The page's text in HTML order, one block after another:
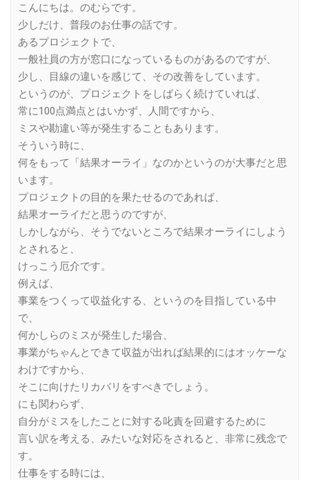
こんにちは。のむらです。
少しだけ、普段のお仕事の話です。
あるプロジェクトで、
一般社員の方が窓口になっているものがあるのですが、
少し、目線の違いを感じて、その改善をしています。
というのが、プロジェクトをしばらく続けていれば、
常に100点満点とはいかず、人間ですから、
ミスや勘違い等が発生することもあります。
そういう時に、
何をもって「結果オーライ」なのかというのが大事だと思
います。
プロジェクトの目的を果たせるのであれば、
結果オーライだと思うのですが、
しかしながら、そうでないところで結果オーライにしよう
とされると、
けっこう厄介です。
例えば、
事業をつくって収益化する、というのを目指している中
で、
何かしらのミスが発生した場合、
事業がちゃんとできて収益が出れば結果的にはオッケーな
わけですから、
そこに向けたリカバリをすべきでしょう。
にも関わらず、
自分がミスをしたことに対する叱責を回避するために
言い訳を考える、みたいな対応をされると、非常に残念で
す。
仕事をする時には、